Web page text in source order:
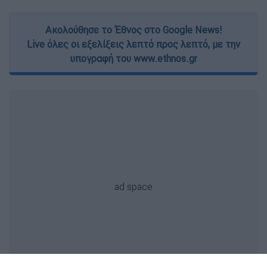
Ακολούθησε το Έθνος στο Google News!
Live όλες οι εξελίξεις λεπτό προς λεπτό, με την
υπογραφή του www.ethnos.gr